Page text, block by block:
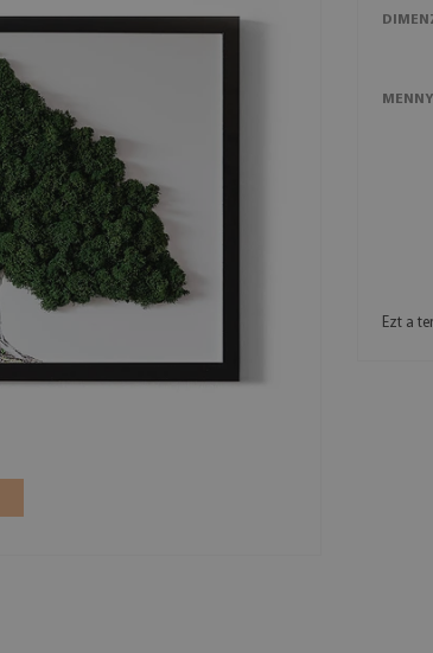
Ezt a